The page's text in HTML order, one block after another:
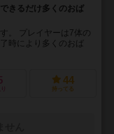
きるだけ多くのおば
。 プレイヤーは7体の
時により多くのおば
44
持ってる